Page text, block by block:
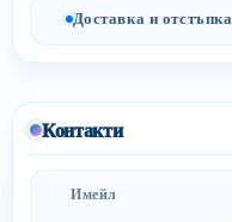
Доставка и отстъпка
Контакти
Имейл